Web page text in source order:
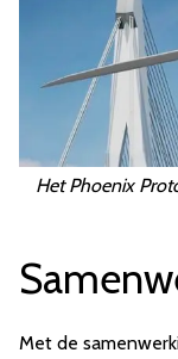
Het Phoenix
Met de